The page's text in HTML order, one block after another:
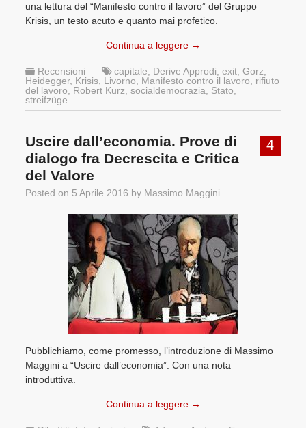
una lettura del “Manifesto contro il lavoro” del Gruppo
Krisis, un testo acuto e quanto mai profetico.
Continua a leggere →
Recensioni capitale Derive Approdi ,exit ,Gorz
Heidegger, Krisis Livorno Manifesto contro il lavoro
rifiuto
del lavoro
Robert Kurz ,socialdemocrazia Stato
streifzüge
4
Uscire dall’economia. Prove di
dialogo fra Decrescita e Critica
del Valore
Posted on 5 Aprile 2016 by Massimo Maggini
Pubblichiamo, come promesso, l’introduzione di Massimo
Maggini a “Uscire dall’economia”. Con una nota
introduttiva.
Continua a leggere →